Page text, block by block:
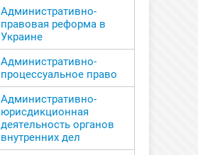
Административно-
правовая реформа в
Украине
Административно-
процессуальное право
Административно-
юрисдикционная
деятельность органов
внутренних дел